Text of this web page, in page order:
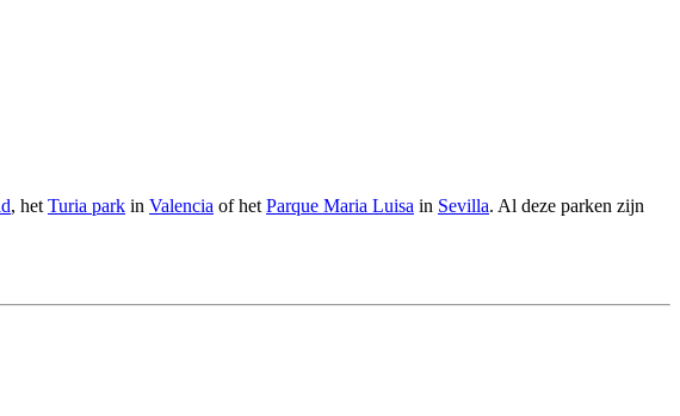
, het Turia park in Valencia of het Parque Maria Luisa in Sevilla. Al deze parken zijn